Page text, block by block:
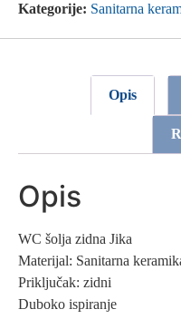
Kategorije: Sanitarna
Opis
Opis
WC šolja zidna Jika
Materijal: Sanitarna
Priključak: zidni
Duboko ispiranje